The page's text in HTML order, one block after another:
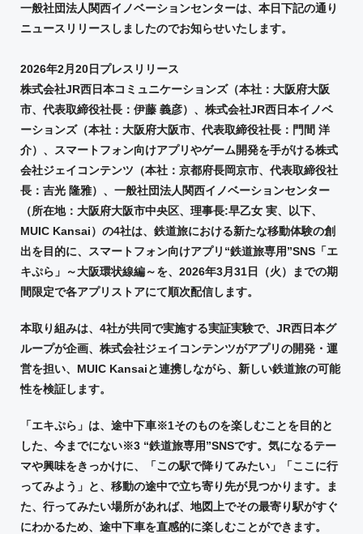
一般社団法人関西イノベーションセンターは、本日下記の通り
ニュースリリースしましたのでお知らせいたします。
2026年2月20日プレスリリース
株式会社JR西日本コミュニケーションズ（本社：大阪府大阪
市、代表取締役社長：伊藤 義彦）、株式会社JR西日本イノベ
ーションズ（本社：大阪府大阪市、代表取締役社長：門間 洋
介）、スマートフォン向けアプリやゲーム開発を手がける株式
会社ジェイコンテンツ（本社：京都府長岡京市、代表取締役社
長：吉光 隆雅）、一般社団法人関西イノベーションセンター
（所在地：大阪府大阪市中央区、理事長:早乙女 実、以下、
MUIC Kansai）の4社は、鉄道旅における新たな移動体験の創
出を目的に、スマートフォン向けアプリ“鉄道旅専用”SNS「エ
キぷら」～大阪環状線編～を、2026年3月31日（火）までの期
間限定で各アプリストアにて順次配信します。
本取り組みは、4社が共同で実施する実証実験で、JR西日本グ
ループが企画、株式会社ジェイコンテンツがアプリの開発・運
営を担い、MUIC Kansaiと連携しながら、新しい鉄道旅の可能
性を検証します。
「エキぷら」は、途中下車※1そのものを楽しむことを目的と
した、今までにない※3 “鉄道旅専用”SNSです。気になるテー
マや興味をきっかけに、「この駅で降りてみたい」「ここに行
ってみよう」と、移動の途中で立ち寄り先が見つかります。ま
た、行ってみたい場所があれば、地図上でその最寄り駅がすぐ
にわかるため、途中下車を直感的に楽しむことができます。